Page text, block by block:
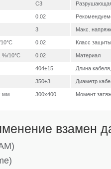
C3
0.02
3 Макс.
0.02 Класс защиты
%/10°С 0.02 Материал
404±15 Длина
350±3 Диаметр
мм 300х400 Момент
взамен